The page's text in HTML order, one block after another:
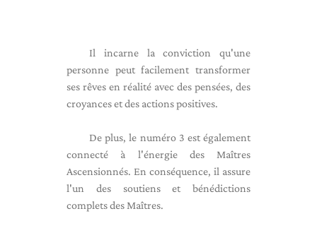
Il incarne la conviction qu'une
personne peut facilement transformer
ses rêves en réalité avec des pensées, des
croyances et des actions positives.
De plus, le numéro 3 est également
connecté à l'énergie des Maîtres
Ascensionnés. En conséquence, il assure
l'un des soutiens et bénédictions
complets des Maîtres.